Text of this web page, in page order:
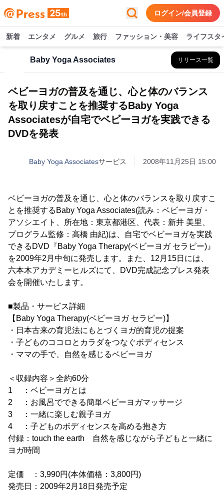
ログイン/会員登録
新着 エンタメ グルメ 旅行 ファッション・美容 ライフスタ
Baby Yoga Associates リリース一覧
ベビーヨガの普及を通じ、心と体のバランス
を取り戻すことを推奨するBaby Yoga
Associatesが自宅でベビーヨガを実践できる
DVDを発表
Baby Yoga Associatesサービス 2008年11月25日 15:00
ベビーヨガの普及を通じ、心と体のバランスを取り戻すこ
とを推奨するBaby Yoga Associates(読み：ベビーヨガ・
アソシエイト、所在地：東京都港区、代表：新井 美里、
プログラム監修：高橋 由紀)は、自宅でベビーヨガを実践
できるDVD『Baby Yoga Therapy(ベビーヨガ セラピー)』
を2009年2月中旬に発売します。また、12月15日には、
六本木アカデミーヒルズにて、DVD完成記念プレス発表
会を開催いたします。
■製品・サービス詳細
【Baby Yoga Therapy(ベビーヨガ セラピー)】
・日本古来の育児法にもとづくヨガ的育児の提案
・子どものココロとカラダをつなぐボディセンス
・ママの手で、自然を感じるベビーヨガ
＜収録内容＞全約60分
1 ：ベビーヨガとは
2 ：お風呂でできる簡単ベビーヨガマッサージ
3 ：一緒に楽しむ親子ヨガ
4 ：子どものボディセンスを高める抱き方
付録：touch the earth 自然を感じながら子どもと一緒に
ヨガ時間
定価 ：3,990円(本体価格：3,800円)
発売日：2009年2月18日発売予定